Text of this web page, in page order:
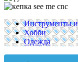
Инструменты
Хобби
Одежда